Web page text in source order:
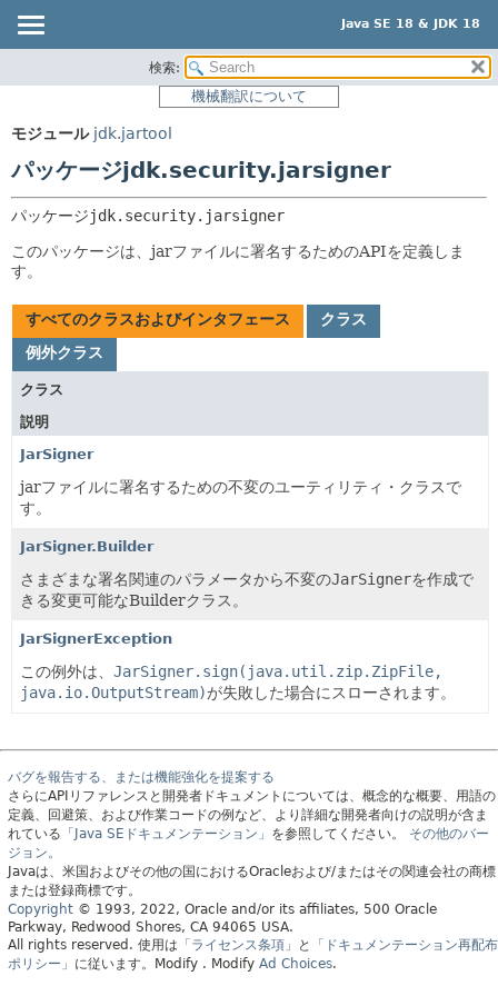
Java SE 18 & JDK 18
パッケージ
クラス
使用
ツリー
プレビュー
新規
非推奨
索引
ヘルプ
パッケージ:
説明
クラスとインタフェース
検索:
機械翻訳について
モジュール jdk.jartool
パッケージjdk.security.jarsigner
パッケージjdk.security.jarsigner
このパッケージは、jarファイルに署名するためのAPIを定義しま
す。
すべてのクラスおよびインタフェース
クラス
例外クラス
クラス
説明
JarSigner
jarファイルに署名するための不変のユーティリティ・クラスで
す。
JarSigner.Builder
さまざまな署名関連のパラメータから不変のJarSignerを作成で
きる変更可能なBuilderクラス。
JarSignerException
この例外は、 JarSigner.sign(java.util.zip.ZipFile,
java.io.OutputStream)が失敗した場合にスローされます。
バグを報告する、または機能強化を提案する
さらにAPIリファレンスと開発者ドキュメントについては、概念的な概要、用語の
定義、回避策、および作業コードの例など、より詳細な開発者向けの説明が含ま
れている 「Java SEドキュメンテーション」 を参照してください。
その他のバー
ジョン。
Javaは、米国およびその他の国におけるOracleおよび/またはその関連会社の商標
または登録商標です。
Copyright © 1993, 2022, Oracle and/or its affiliates, 500 Oracle
Parkway, Redwood Shores, CA 94065 USA.
All rights reserved. 使用は 「ライセンス条項」 と
「ドキュメンテーション再配布
ポリシー」 に従います。 Modify . Modify Ad Choices.